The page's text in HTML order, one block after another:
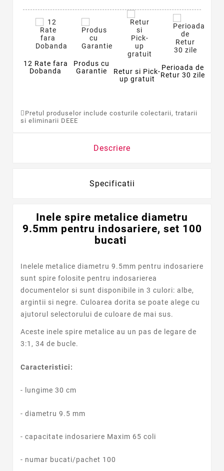
12 Rate fara
Dobanda
Produs cu
Garantie
Retur si Pick-
up gratuit
Perioada de
Retur 30 zile
Pretul produselor include costurile colectarii, tratarii
si eliminarii DEEE
Descriere
Specificatii
Inele spire metalice diametru
9.5mm pentru indosariere, set 100
bucati
Inelele metalice diametru 9.5mm pentru indosariere
sunt spire folosite pentru indosarierea
documentelor si sunt disponibile in 3 culori: albe,
argintii si negre. Culoarea dorita se poate alege cu
ajutorul selectorului de culoare de mai sus.
Aceste inele spire metalice au un pas de legare de
3:1, 34 de bucle.
Caracteristici:
- lungime 30 cm
- diametru 9.5 mm
- capacitate indosariere Maxim 65 coli
- numar bucati/pachet 100